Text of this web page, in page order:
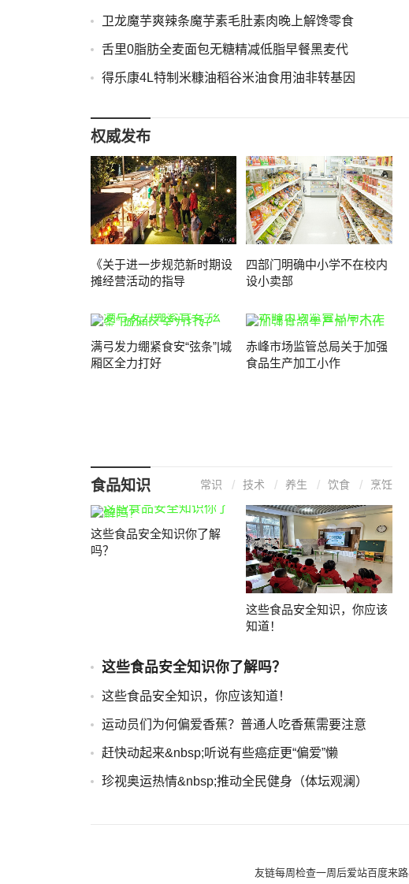
卫龙魔芋爽辣条魔芋素毛肚素肉晚上解馋零食
舌里0脂肪全麦面包无糖精减低脂早餐黑麦代
得乐康4L特制米糠油稻谷米油食用油非转基因
权威发布
《关于进一步规范新时期设
摊经营活动的指导
四部门明确中小学不在校内
设小卖部
满弓发力绷紧食安“弦条”|城
厢区全力打好
赤峰市场监管总局关于加强
食品生产加工小作
食品知识 常识 技术 养生 饮食 烹饪
这些食品安全知识你了解
吗？
这些食品安全知识，你应该
知道！
这些食品安全知识你了解吗？
这些食品安全知识，你应该知道！
运动员们为何偏爱香蕉？普通人吃香蕉需要注意
赶快动起来&nbsp;听说有些癌症更“偏爱”懒
珍视奥运热情&nbsp;推动全民健身（体坛观澜）
友链每周检查一周后爱站百度来